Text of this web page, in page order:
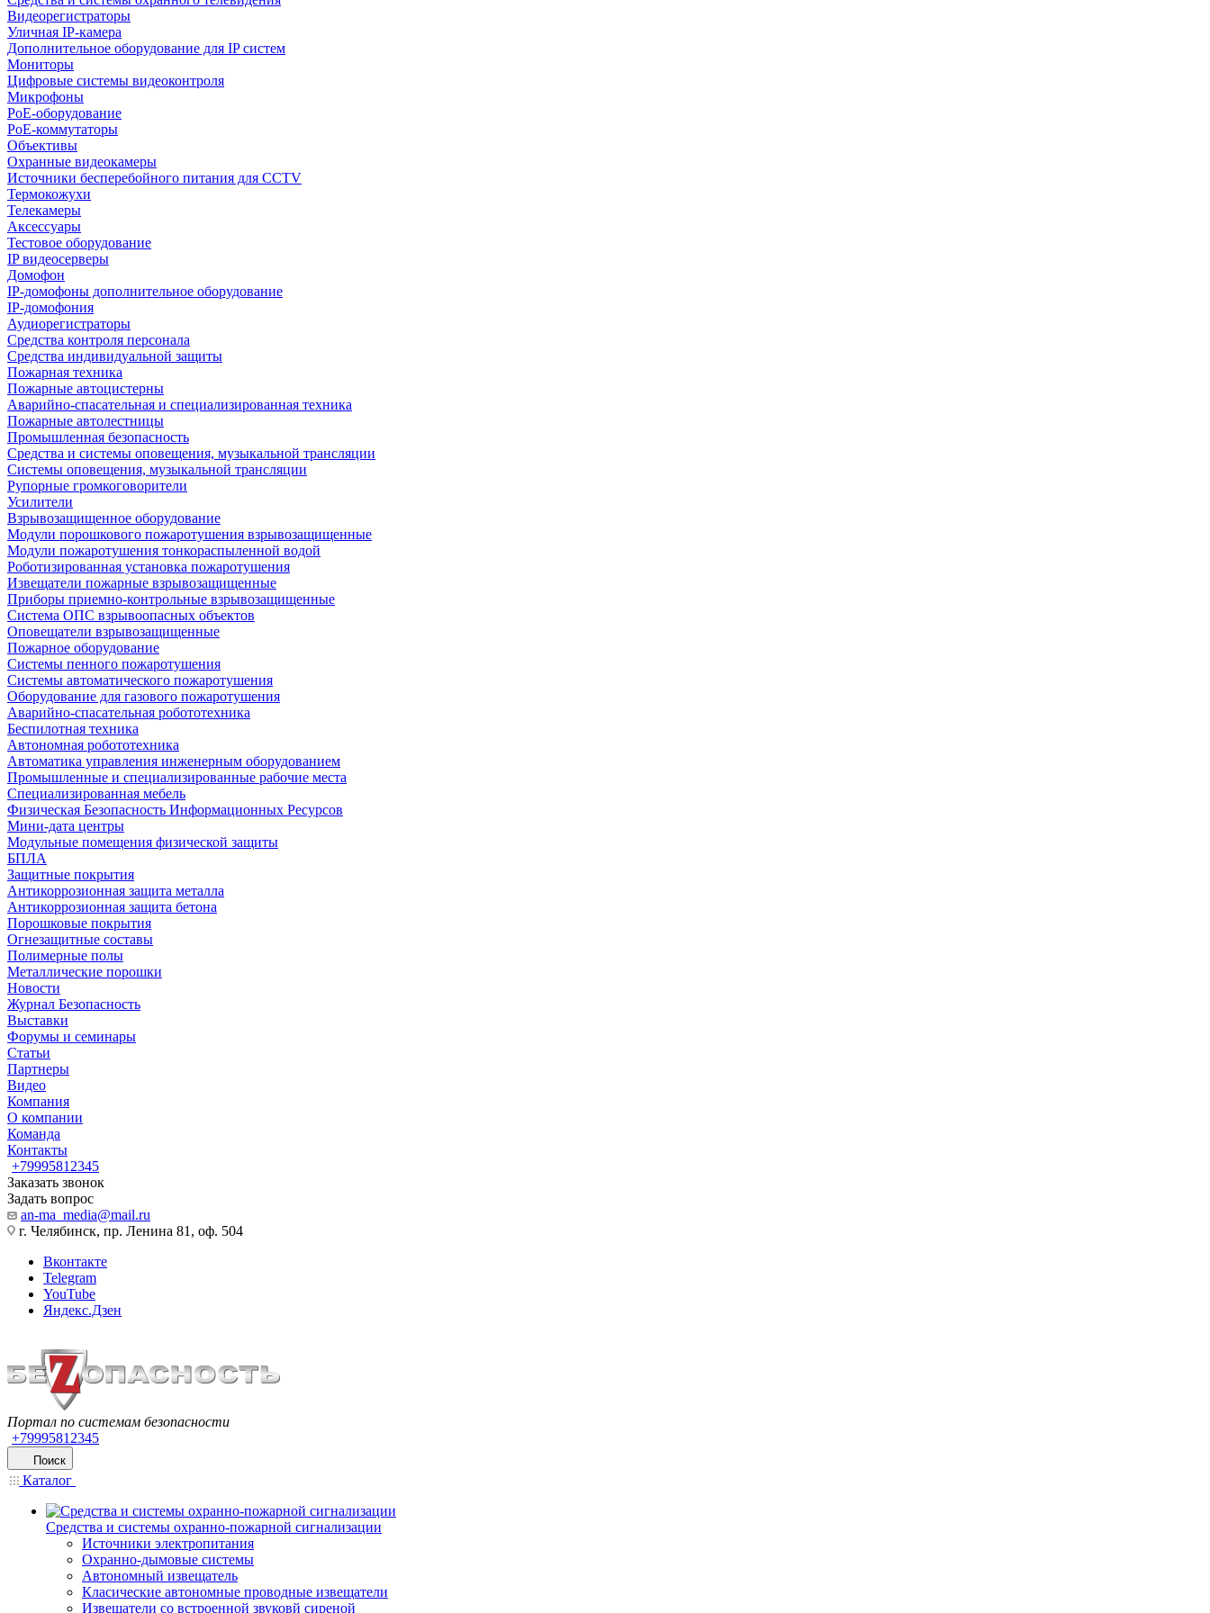
Видеорегистраторы
Уличная IP-камера
Дополнительное оборудование для IP систем
Мониторы
Цифровые системы видеоконтроля
Микрофоны
PoE-оборудование
PoE-коммутаторы
Объективы
Охранные видеокамеры
Источники бесперебойного питания для CCTV
Термокожухи
Телекамеры
Аксессуары
Тестовое оборудование
IP видеосерверы
Домофон
IP-домофоны дополнительное оборудование
IP-домофония
Аудиорегистраторы
Средства контроля персонала
Средства индивидуальной защиты
Пожарная техника
Пожарные автоцистерны
Аварийно-спасательная и специализированная техника
Пожарные автолестницы
Промышленная безопасность
Средства и системы оповещения, музыкальной трансляции
Системы оповещения, музыкальной трансляции
Рупорные громкоговорители
Усилители
Взрывозащищенное оборудование
Модули порошкового пожаротушения взрывозащищенные
Модули пожаротушения тонкораспыленной водой
Роботизированная установка пожаротушения
Извещатели пожарные взрывозащищенные
Приборы приемно-контрольные взрывозащищенные
Система ОПС взрывоопасных объектов
Оповещатели взрывозащищенные
Пожарное оборудование
Системы пенного пожаротушения
Системы автоматического пожаротушения
Оборудование для газового пожаротушения
Аварийно-спасательная робототехника
Беспилотная техника
Автономная робототехника
Автоматика управления инженерным оборудованием
Промышленные и специализированные рабочие места
Специализированная мебель
Физическая Безопасность Информационных Ресурсов
Мини-дата центры
Модульные помещения физической защиты
БПЛА
Защитные покрытия
Антикоррозионная защита металла
Антикоррозионная защита бетона
Порошковые покрытия
Огнезащитные составы
Полимерные полы
Металлические порошки
Новости
Журнал Безопасность
Выставки
Форумы и семинары
Статьи
Партнеры
Видео
Компания
О компании
Команда
Контакты
+79995812345
Заказать звонок
Задать вопрос
an-ma_media@mail.ru
г. Челябинск, пр. Ленина 81, оф. 504
Вконтакте
Telegram
YouTube
Яндекс.Дзен
Портал по системам безопасности
+79995812345
Поиск
Каталог
Средства и системы охранно-пожарной сигнализации
Источники электропитания
Охранно-дымовые системы
Автономный извещатель
Класические автономные проводные извещатели
Извещатели со встроенной звуковй сиреной